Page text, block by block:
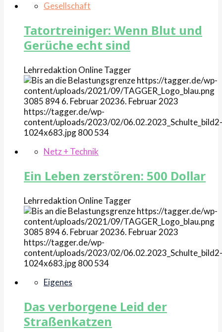
Gesellschaft
Tatortreiniger: Wenn Blut und
Gerüche echt sind
Lehrredaktion OnlineTagger
https://tagger.de/wp-
content/uploads/2021/09/TAGGER_Logo_blau.png
3085 8946. Februar 20236. Februar 2023
https://tagger.de/wp-
content/uploads/2023/02/06.02.2023_Schulte_bild2-
1024x683.jpg800534
Netz + Technik
Ein Leben zerstören: 500 Dollar
Lehrredaktion OnlineTagger
https://tagger.de/wp-
content/uploads/2021/09/TAGGER_Logo_blau.png
3085 8946. Februar 20236. Februar 2023
https://tagger.de/wp-
content/uploads/2023/02/06.02.2023_Schulte_bild2-
1024x683.jpg800534
Eigenes
Das verborgene Leid der
Straßenkatzen